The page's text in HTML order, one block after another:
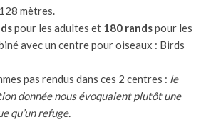
mètres.
pour les adultes et 180 randspour les
avec un centre pour oiseaux : Birds
pas rendus dans ces 2 centres : le
donnée nous évoquaient plutôt une
qu’un refuge.